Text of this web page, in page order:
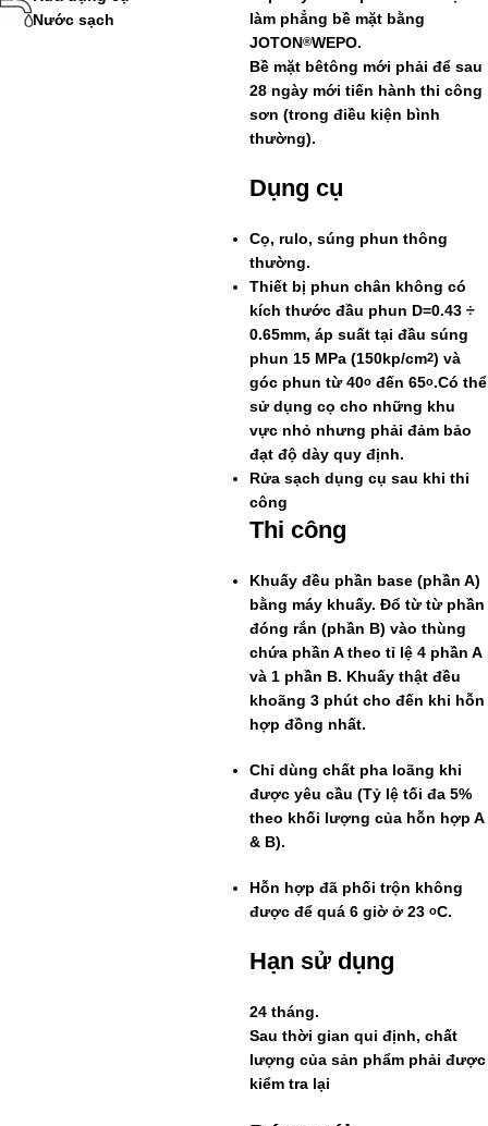
Nước sạch
làm phẳng bề mặt bằng
JOTON®WEPO.
Bề mặt bêtông mới phải để sau
28 ngày mới tiến hành thi công
sơn (trong điều kiện bình
thường).
Dụng cụ
Cọ, rulo, súng phun thông
thường.
Thiết bị phun chân không có
kích thước đầu phun D=0.43 ÷
0.65mm, áp suất tại đầu súng
phun 15 MPa (150kp/cm2) và
góc phun từ 40o đến 65o.Có thể
sử dụng cọ cho những khu
vực nhỏ nhưng phải đảm bảo
đạt độ dày quy định.
Rửa sạch dụng cụ sau khi thi
công
Thi công
Khuấy đều phần base (phần A)
bằng máy khuấy. Đổ từ từ phần
đóng rắn (phần B) vào thùng
chứa phần A theo tỉ lệ4 phần A
và 1 phần B. Khuấy thật đều
khoãng 3 phút cho đến khi hỗn
hợp đồng nhất.
Chỉ dùng chất pha loãng khi
được yêu cầu (Tỷ lệ tối đa 5%
theo khối lượng của hỗn hợp A
& B).
Hỗn hợp đã phối trộn không
được đểquá 6 giờ ở 23oC.
Hạn sử dụng
24 tháng.
Sau thời gian qui định, chất
lượng của sản phẩm phải được
kiểm tra lại